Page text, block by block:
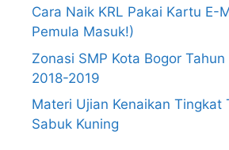
Cara Naik KRL Pakai Kartu E-
Pemula Masuk!)
Zonasi SMP Kota Bogor Tahun
2018-2019
Materi Ujian Kenaikan Tingkat
Sabuk Kuning